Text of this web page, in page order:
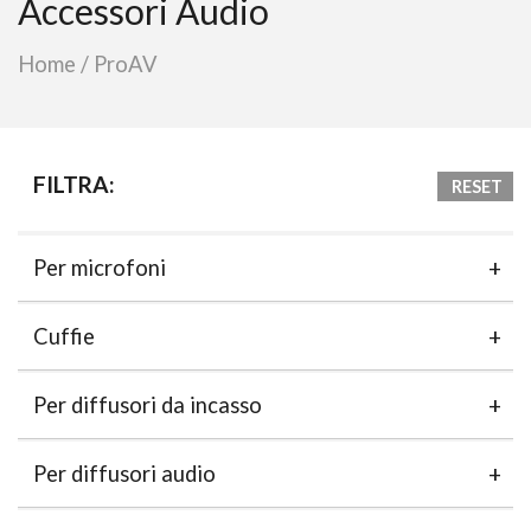
Accessori Audio
Home / ProAV
FILTRA: RESET
Per microfoni
Cuffie
Per diffusori da incasso
Per diffusori audio